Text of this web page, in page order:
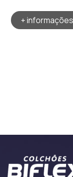
+ informações